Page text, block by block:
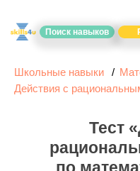
Поиск навыков
Школьные навыки
Действия с
Тест